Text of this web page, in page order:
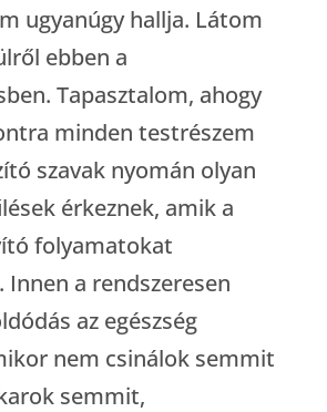
ugyanúgy hallja. Látom
ebben a
Tapasztalom, ahogy
minden testrészem
szavak nyomán olyan
érkeznek, amik a
folyamatokat
a rendszeresen
az egészség
nem csinálok semmit
semmit,